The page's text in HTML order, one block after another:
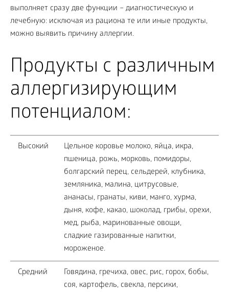
выполняет сразу две функции – диагностическую и
лечебную: исключая из рациона те или иные продукты,
можно выявить причину аллергии.
Продукты с различным
аллергизирующим
потенциалом:
Высокий
Цельное коровье молоко, яйца, икра,
пшеница, рожь, морковь, помидоры,
болгарский перец, сельдерей, клубника,
земляника, малина, цитрусовые,
ананасы, гранаты, киви, манго, хурма,
дыня, кофе, какао, шоколад, грибы, орехи,
мед, рыба, маринованные овощи,
сладкие газированные напитки,
мороженое.
Средний
Говядина, гречиха, овес, рис, горох, бобы,
соя, картофель, свекла, персики,